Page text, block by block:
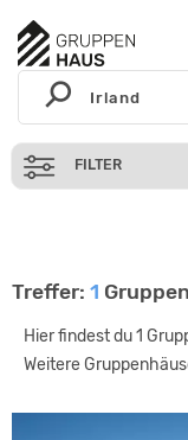
FILTER
Treffer: 1
Hier findest du 1
Weitere